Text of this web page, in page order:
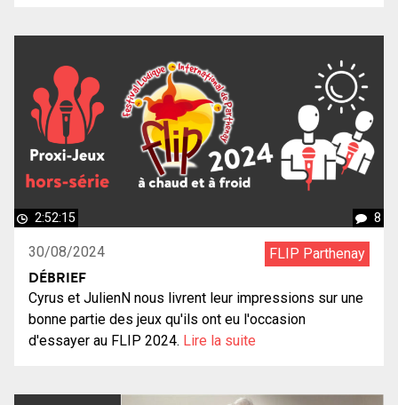
2:52:15 8
30/08/2024 FLIP Parthenay
DÉBRIEF
Cyrus et JulienN nous livrent leur impressions sur une
bonne partie des jeux qu'ils ont eu l'occasion
d'essayer au FLIP 2024. Lire la suite